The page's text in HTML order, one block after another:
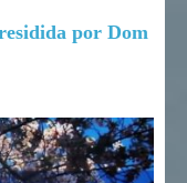
por Dom